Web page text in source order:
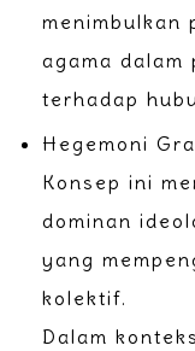
menimbulkan
agama dalam
terhadap
Hegemoni
Konsep ini
dominan
yang
kolektif.
Dalam